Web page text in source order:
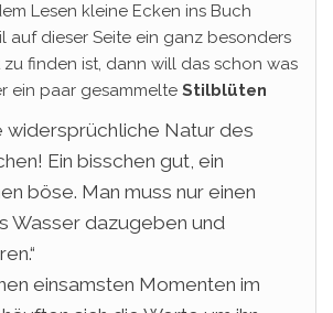
Lesen kleine Ecken ins Buch
auf dieser Seite ein ganz besonders
finden ist, dann will das schon was
ein paar gesammelte Stilblüten
widersprüchliche Natur des
Ein bisschen gut, ein
böse. Man muss nur einen
Wasser dazugeben und
einsamsten Momenten im